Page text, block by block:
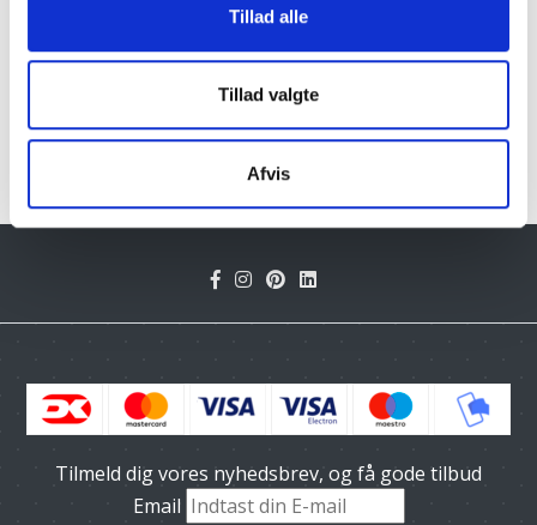
Tillad alle
Tillad valgte
Afvis
Ringkøbing-Skjern
Skive
og øvrige byer i Danmark med brofast forbindelse –
med fokus på kvalitet og kundetilfredshed.
Tilmeld dig vores nyhedsbrev, og få gode tilbud
Email